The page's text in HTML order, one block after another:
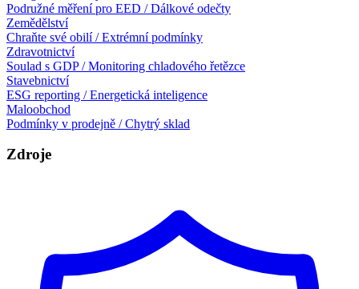
Podružné měření pro EED / Dálkové odečty
Zemědělství
Chraňte své obilí / Extrémní podmínky
Zdravotnictví
Soulad s GDP / Monitoring chladového řetězce
Stavebnictví
ESG reporting / Energetická inteligence
Maloobchod
Podmínky v prodejně / Chytrý sklad
Zdroje